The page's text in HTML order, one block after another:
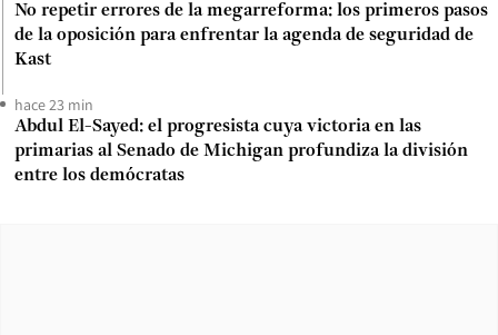
No repetir errores de la megarreforma: los primeros pasos
de la oposición para enfrentar la agenda de seguridad de
Kast
hace 23 min
Abdul El-Sayed: el progresista cuya victoria en las
primarias al Senado de Michigan profundiza la división
entre los demócratas